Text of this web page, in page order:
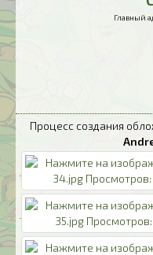
Главный
Процесс создания